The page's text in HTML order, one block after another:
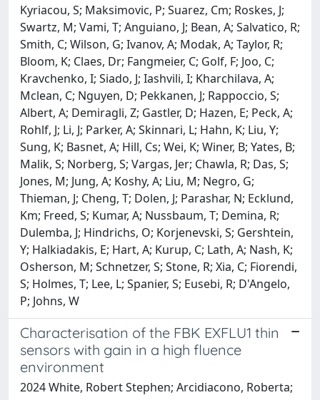
Kyriacou, S; Maksimovic, P; Suarez, Cm; Roskes, J;
Swartz, M; Vami, T; Anguiano, J; Bean, A; Salvatico, R;
Smith, C; Wilson, G; Ivanov, A; Modak, A; Taylor, R;
Bloom, K; Claes, Dr; Fangmeier, C; Golf, F; Joo, C;
Kravchenko, I; Siado, J; Iashvili, I; Kharchilava, A;
Mclean, C; Nguyen, D; Pekkanen, J; Rappoccio, S;
Albert, A; Demiragli, Z; Gastler, D; Hazen, E; Peck, A;
Rohlf, J; Li, J; Parker, A; Skinnari, L; Hahn, K; Liu, Y;
Sung, K; Basnet, A; Hill, Cs; Wei, K; Winer, B; Yates, B;
Malik, S; Norberg, S; Vargas, Jer; Chawla, R; Das, S;
Jones, M; Jung, A; Koshy, A; Liu, M; Negro, G;
Thieman, J; Cheng, T; Dolen, J; Parashar, N; Ecklund,
Km; Freed, S; Kumar, A; Nussbaum, T; Demina, R;
Dulemba, J; Hindrichs, O; Korjenevski, S; Gershtein,
Y; Halkiadakis, E; Hart, A; Kurup, C; Lath, A; Nash, K;
Osherson, M; Schnetzer, S; Stone, R; Xia, C; Fiorendi,
S; Holmes, T; Lee, L; Spanier, S; Eusebi, R; D'Angelo,
P; Johns, W
Characterisation of the FBK EXFLU1 thin
sensors with gain in a high fluence
environment
2024 White, Robert Stephen; Arcidiacono, Roberta;